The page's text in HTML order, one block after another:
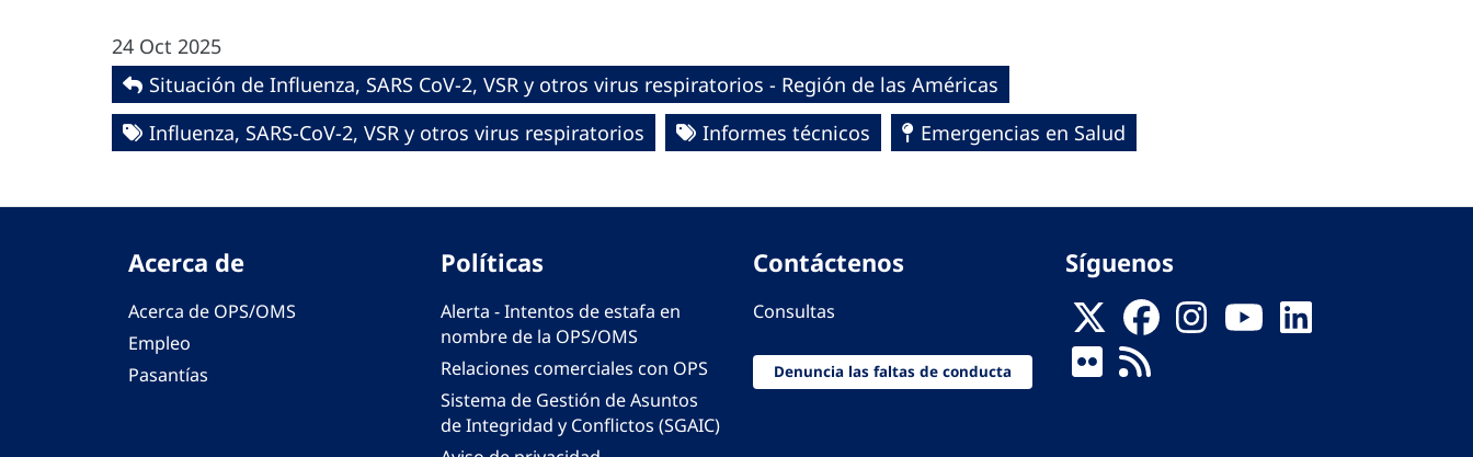
24 Oct 2025
Situación de Influenza, SARS CoV-2, VSR y otros virus respiratorios - Región de las Américas
Influenza, SARS-CoV-2, VSR y otros virus respiratorios
Informes técnicos Emergencias en Salud
Acerca de
Acerca de OPS/OMS
Empleo
Pasantías
Políticas
Alerta - Intentos de estafa en
nombre de la OPS/OMS
Relaciones comerciales con OPS
Sistema de Gestión de Asuntos
de Integridad y Conflictos (SGAIC)
Contáctenos
Consultas
Denuncia las faltas de conducta
Síguenos